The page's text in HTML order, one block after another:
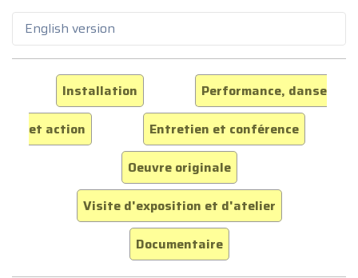
English version
Installation
Performance, danse
et action
Entretien et conférence
Oeuvre originale
Visite d'exposition et d'atelier
Documentaire